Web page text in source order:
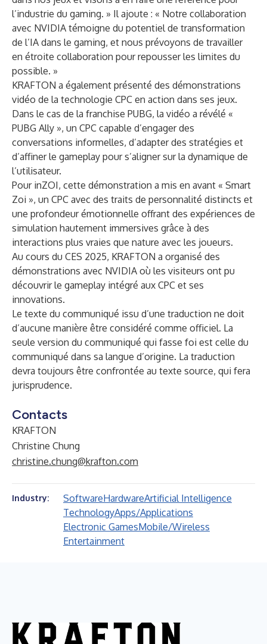
l’industrie du gaming. » Il ajoute : « Notre collaboration
avec NVIDIA témoigne du potentiel de transformation
de l’IA dans le gaming, et nous prévoyons de travailler
en étroite collaboration pour repousser les limites du
possible. »
KRAFTON a également présenté des démonstrations
vidéo de la technologie CPC en action dans ses jeux.
Dans le cas de la franchise PUBG, la vidéo a révélé «
PUBG Ally », un CPC capable d’engager des
conversations informelles, d’adapter des stratégies et
d’affiner le gameplay pour s’aligner sur la dynamique de
l’utilisateur.
Pour inZOI, cette démonstration a mis en avant « Smart
Zoi », un CPC avec des traits de personnalité distincts et
une profondeur émotionnelle offrant des expériences de
simulation hautement immersives grâce à des
interactions plus vraies que nature avec les joueurs.
Au cours du CES 2025, KRAFTON a organisé des
démonstrations avec NVIDIA où les visiteurs ont pu
découvrir le gameplay intégré aux CPC et ses
innovations.
Le texte du communiqué issu d’une traduction ne doit
d’aucune manière être considéré comme officiel. La
seule version du communiqué qui fasse foi est celle du
communiqué dans sa langue d’origine. La traduction
devra toujours être confrontée au texte source, qui fera
jurisprudence.
Contacts
KRAFTON
Christine Chung
christine.chung@krafton.com
Industry: SoftwareHardwareArtificial Intelligence
TechnologyApps/Applications
Electronic GamesMobile/Wireless
Entertainment